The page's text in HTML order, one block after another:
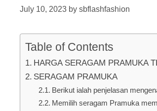
July 10, 2023 by sbflashfashion
Table of Contents
HARGA SERAGAM PRAMUKA
SERAGAM PRAMUKA
Berikut ialah penjelasan
Memilih seragam Pramuka